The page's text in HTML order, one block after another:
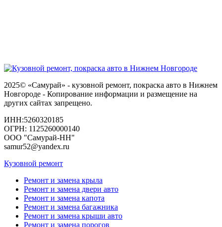
2025© «Самурай» - кузовной ремонт, покраска авто в Нижнем
Новгороде - Копирование информации и размещение на
других сайтах запрещено.
ИНН:5260320185
ОГРН: 1125260000140
ООО "Самурай-НН"
samur52@yandex.ru
Кузовной ремонт
Ремонт и замена крыла
Ремонт и замена двери авто
Ремонт и замена капота
Ремонт и замена багажника
Ремонт и замена крыши авто
Ремонт и замена порогов